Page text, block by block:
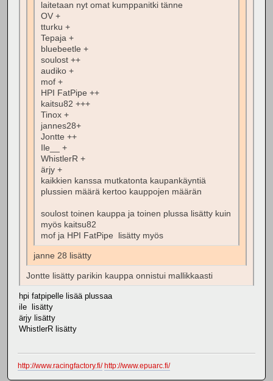
laitetaan nyt omat kumppanitki tänne
OV +
tturku +
Tepaja +
bluebeetle +
soulost ++
audiko +
mof +
HPI FatPipe ++
kaitsu82 +++
Tinox +
jannes28+
Jontte ++
Ile__ +
WhistlerR +
ärjy +
kaikkien kanssa mutkatonta kaupankäyntiä
plussien määrä kertoo kauppojen määrän
soulost toinen kauppa ja toinen plussa lisätty kuin
myös kaitsu82
mof ja HPI FatPipe lisätty myös
janne 28 lisätty
Jontte lisätty parikin kauppa onnistui mallikkaasti
hpi fatpipelle lisää plussaa
ile lisätty
ärjy lisätty
WhistlerR lisätty
http://www.racingfactory.fi/ http://www.epuarc.fi/